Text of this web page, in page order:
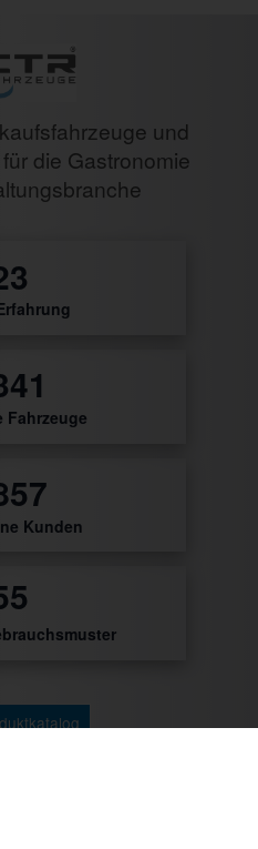
und
die Gastronomie
Fahrzeuge
Kunden